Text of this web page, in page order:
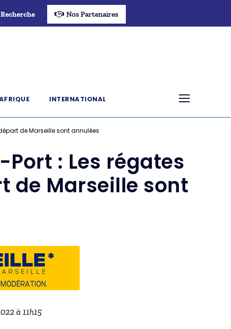
Recherche Nos Partenaires
INTERNATIONAL
de Marseille sont annulées
: Les régates
de Marseille sont
à 11h15